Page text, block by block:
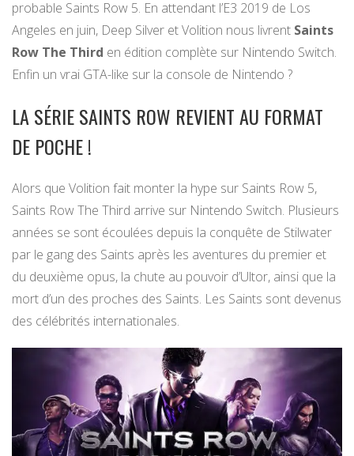
probable Saints Row 5. En attendant l’E3 2019 de Los
Angeles en juin, Deep Silver et Volition nous livrent Saints
Row The Third en édition complète sur Nintendo Switch.
Enfin un vrai GTA-like sur la console de Nintendo ?
LA SÉRIE SAINTS ROW REVIENT AU FORMAT
DE POCHE !
Alors que Volition fait monter la hype sur Saints Row 5,
Saints Row The Third arrive sur Nintendo Switch. Plusieurs
années se sont écoulées depuis la conquête de Stilwater
par le gang des Saints après les aventures du premier et
du deuxième opus, la chute au pouvoir d’Ultor, ainsi que la
mort d’un des proches des Saints. Les Saints sont devenus
des célébrités internationales.